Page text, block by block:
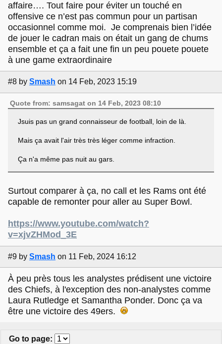
affaire…. Tout faire pour éviter un touché en
offensive ce n’est pas commun pour un partisan
occasionnel comme moi. Je comprenais bien l’idée
de jouer le cadran mais on était un gang de chums
ensemble et ça a fait une fin un peu pouete pouete
à une game extraordinaire
#8 by Smash on 14 Feb, 2023 15:19
Quote from: samsagat on 14 Feb, 2023 08:10
Jsuis pas un grand connaisseur de football, loin de là.
Mais ça avait l'air très très léger comme infraction.
Ça n'a même pas nuit au gars.
Surtout comparer à ça, no call et les Rams ont été
capable de remonter pour aller au Super Bowl.
https://www.youtube.com/watch?
v=xjvZHMod_3E
#9 by Smash on 11 Feb, 2024 16:12
À peu près tous les analystes prédisent une victoire
des Chiefs, à l'exception des non-analystes comme
Laura Rutledge et Samantha Ponder. Donc ça va
être une victoire des 49ers.
Go to page: